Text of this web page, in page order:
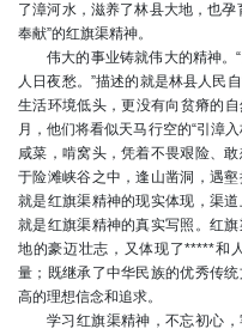
了漳河水，滋养了林县大地，也
奉献”的红旗渠精神。
伟大的事业铸就伟大的精神
人日夜愁。”描述的就是林县人民
生活环境低头，更没有向贫瘠的
月，他们将看似天马行空的“引漳
咸菜，啃窝头，凭着不畏艰险、
于险滩峡谷之中，逢山凿洞，遇
就是红旗渠精神的现实体现，渠
就是红旗渠精神的真实写照。红
地的豪迈壮志，又体现了*****和
量；既继承了中华民族的优秀传
高的理想信念和追求。
学习红旗渠精神，不忘初心